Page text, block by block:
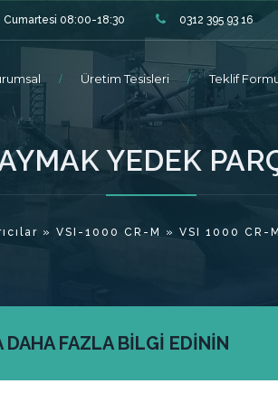
Cumartesi 08:00-18:30 0312 395 93 16
Üretim Tesisleri Teklif
YEDEK
» VSI-1000 CR-M » VSI 1000 CR-
DAHA FAZLA BİLGİ EDİNİN